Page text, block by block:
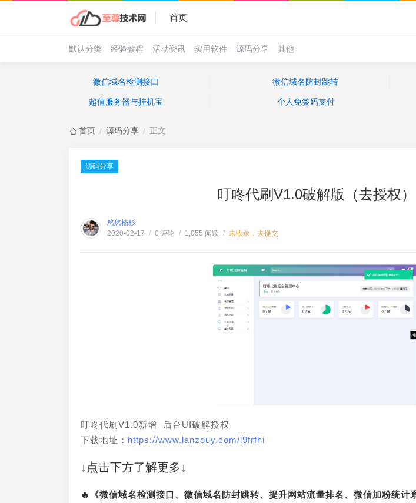
首页
默认分类 经验教程 活动资讯 实用软件 源码分享 其他
微信域名检测接口 微信域名防封跳转
超值服务器与挂机宝 个人免签码支付
首页 / 源码分享 / 正文
源码分享
叮咚代刷V1.0破解版（去授权）
悠悠楠杉
2020-02-17 / 0 评论 / 1,055 阅读 / 未收录，去提交
叮咚代刷V1.0新增 后台UI破解授权
下载地址： https://www.lanzouy.com/i9frfhi
↓点击下方了解更多↓
🔥《微信域名检测接口、微信域名防封跳转、提升网站流量排名、微信加粉统计